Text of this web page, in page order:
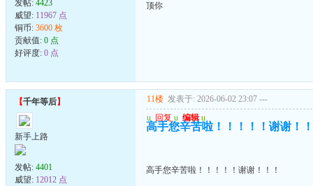
发帖: 4423
威望: 11967 点
铜币: 3600 枚
贡献值: 0 点
好评度: 0 点
顶你
【千年等后】
新手上路
发帖: 4401
威望: 12012 点
11楼 发表于: 2026-06-02 23:07 ---
u 回复 u 编辑 u
高手您辛苦啦！！！！！谢谢！
高手您辛苦啦！！！！！谢谢！！！